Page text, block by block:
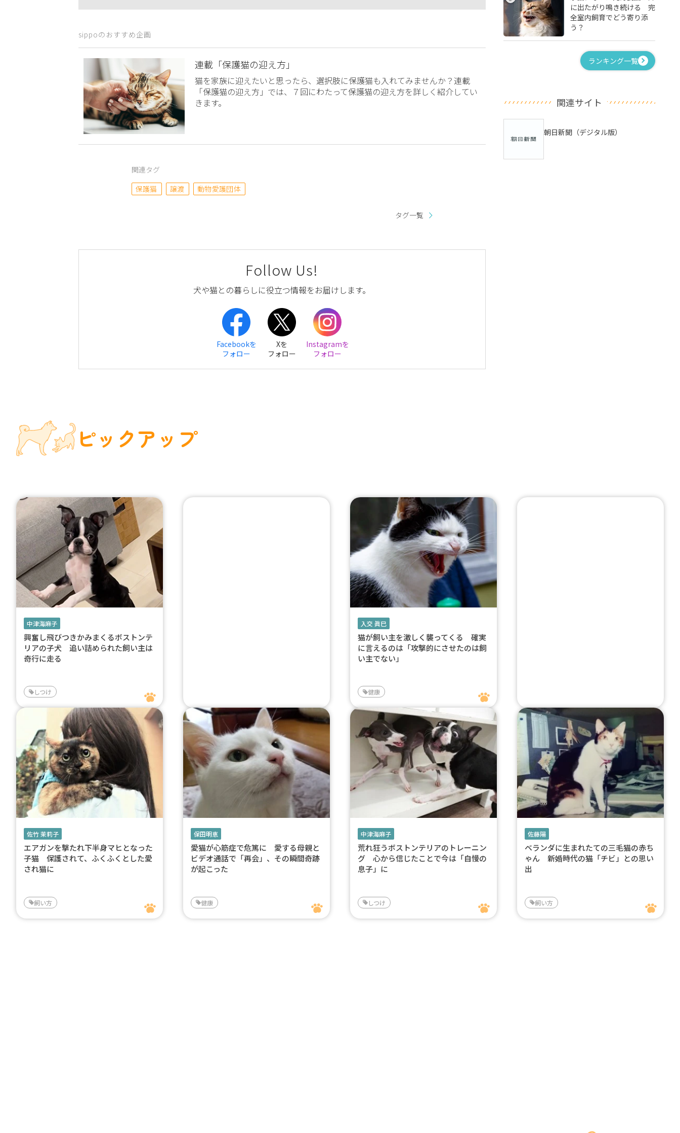
sippoのおすすめ企画
連載「保護猫の迎え方」
猫を家族に迎えたいと思ったら、選択肢に保護猫も入れてみませんか？連載
「保護猫の迎え方」では、７回にわたって保護猫の迎え方を詳しく紹介してい
きます。
関連タグ
保護猫
譲渡 動物愛護団体
タグ一覧
Follow Us!
犬や猫との暮らしに役立つ情報をお届けします。
Facebookを
フォロー
Xを
フォロー
Instagramを
フォロー
に出たがり鳴き続ける 完
全室内飼育でどう寄り添
う？
ランキング一覧
関連サイト
朝日新聞（デジタル版）
ピックアップ
中津海麻子
興奮し飛びつきかみまくるボストンテ
リアの子犬 追い詰められた飼い主は
奇行に走る
しつけ
入交 眞巳
猫が飼い主を激しく襲ってくる 確実
に言えるのは「攻撃的にさせたのは飼
い主でない」
健康
佐竹 茉莉子
エアガンを撃たれ下半身マヒとなった
子猫 保護されて、ふくふくとした愛
され猫に
飼い方
保田明恵
愛猫が心筋症で危篤に 愛する母親と
ビデオ通話で「再会」、その瞬間奇跡
が起こった
健康
中津海麻子
荒れ狂うボストンテリアのトレーニン
グ 心から信じたことで今は「自慢の
息子」に
しつけ
佐藤陽
ベランダに生まれたての三毛猫の赤ち
ゃん 新婚時代の猫「チビ」との思い
出
飼い方